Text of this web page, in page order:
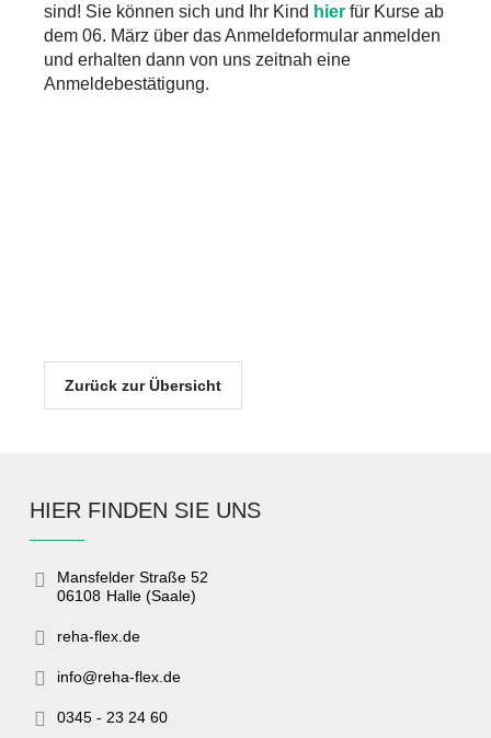
sind! Sie können sich und Ihr Kind hier für Kurse ab
dem 06. März über das Anmeldeformular anmelden
und erhalten dann von uns zeitnah eine
Anmeldebestätigung.
Zurück zur Übersicht
HIER FINDEN SIE UNS
Mansfelder Straße 52
06108 Halle (Saale)
reha-flex.de
info@reha-flex.de
0345 - 23 24 60